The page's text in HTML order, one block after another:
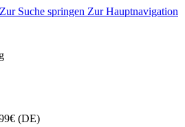
Zur Suche springen Zur Hauptnavigation
(DE)